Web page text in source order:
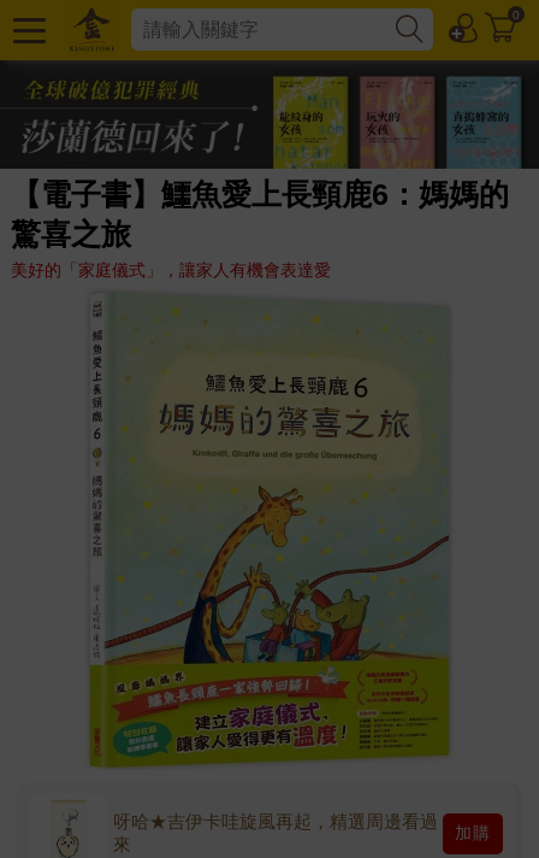
0
【電子書】鱷魚愛上長頸鹿6：媽媽的
驚喜之旅
美好的「家庭儀式」，讓家人有機會表達愛
呀哈★吉伊卡哇旋風再起，精選周邊看過
來
加購